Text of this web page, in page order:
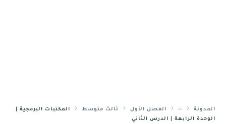
المدونة -- الفصل الأول ثالث متوسط
المكتبات البرمجية |
الوحدة الرابعة | الدرس الثاني